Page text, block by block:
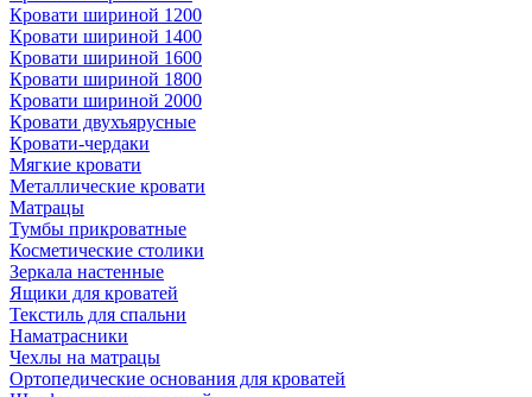
Кровати шириной 1200
Кровати шириной 1400
Кровати шириной 1600
Кровати шириной 1800
Кровати шириной 2000
Кровати двухъярусные
Кровати-чердаки
Мягкие кровати
Металлические кровати
Матрацы
Тумбы прикроватные
Косметические столики
Зеркала настенные
Ящики для кроватей
Текстиль для спальни
Наматрасники
Чехлы на матрацы
Ортопедические основания для кроватей